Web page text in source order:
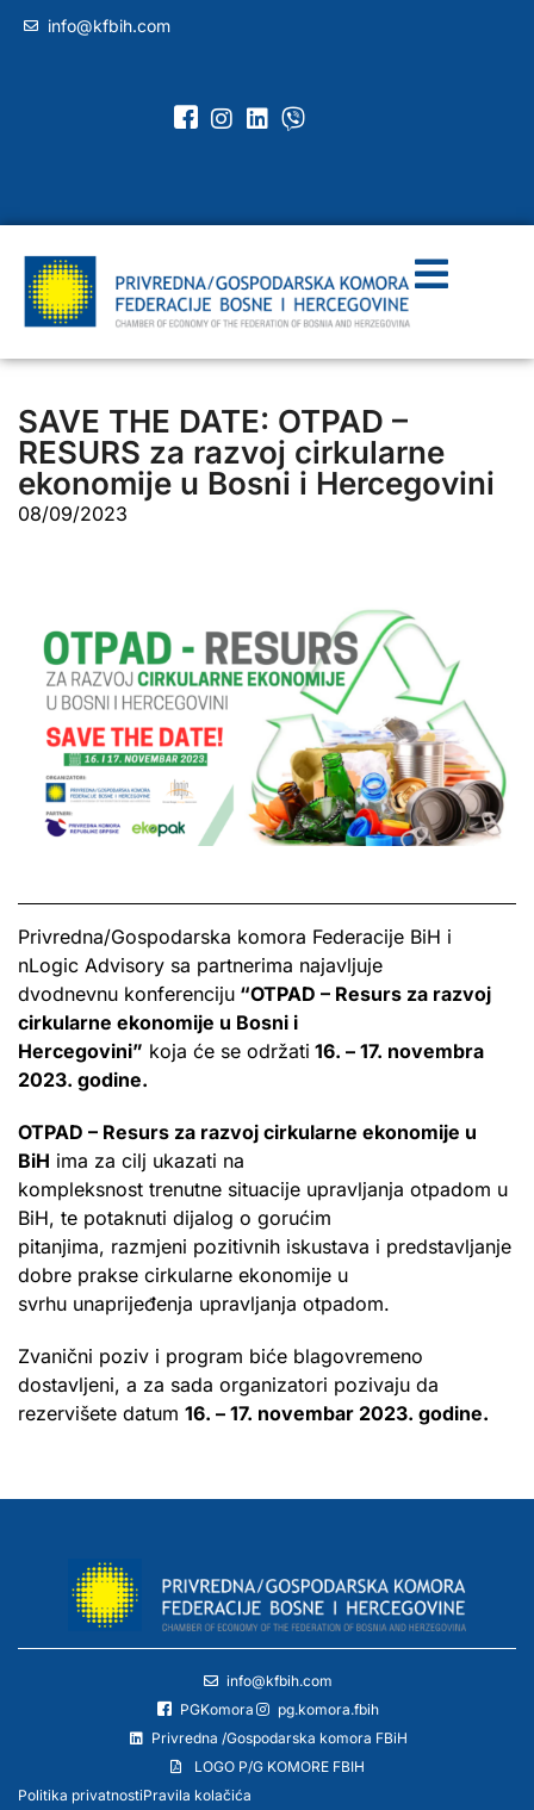
info@kfbih.com
SAVE THE DATE: OTPAD –
RESURS za razvoj cirkularne
ekonomije u Bosni i Hercegovini
08/09/2023
Privredna/Gospodarska komora Federacije BiH i
nLogic Advisory sa partnerima najavljuje
dvodnevnu konferenciju “OTPAD – Resurs za razvoj
cirkularne ekonomije u Bosni i
Hercegovini” koja će se održati 16. – 17. novembra
2023. godine.
OTPAD – Resurs za razvoj cirkularne ekonomije u
BiH ima za cilj ukazati na
kompleksnost trenutne situacije upravljanja otpadom u
BiH, te potaknuti dijalog o gorućim
pitanjima, razmjeni pozitivnih iskustava i predstavljanje
dobre prakse cirkularne ekonomije u
svrhu unaprijeđenja upravljanja otpadom.
Zvanični poziv i program biće blagovremeno
dostavljeni, a za sada organizatori pozivaju da
rezervišete datum 16. – 17. novembar 2023. godine.
info@kfbih.com
PGKomora
pg.komora.fbih
Privredna /Gospodarska komora FBiH
LOGO P/G KOMORE FBIH
Politika privatnostiPravila kolačića